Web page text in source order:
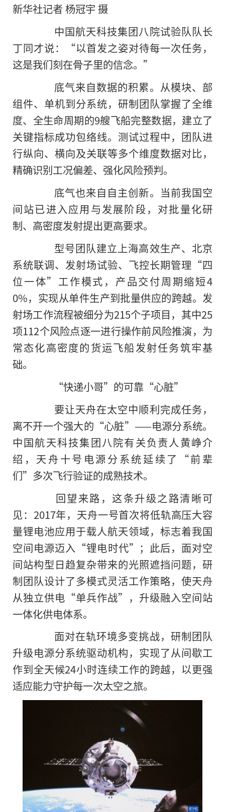
新华社记者 杨冠宇 摄
中国航天科技集团八院试验队队长
丁同才说：“以首发之姿对待每一次任务，
这是我们刻在骨子里的信念。”
底气来自数据的积累。从模块、部
组件、单机到分系统，研制团队掌握了全维
度、全生命周期的9艘飞船完整数据，建立了
关键指标成功包络线。测试过程中，团队进
行纵向、横向及关联等多个维度数据对比，
精确识别工况偏差、强化风险预判。
底气也来自自主创新。当前我国空
间站已进入应用与发展阶段，对批量化研
制、高密度发射提出更高要求。
型号团队建立上海高效生产、北京
系统联调、发射场试验、飞控长期管理“四
位一体”工作模式，产品交付周期缩短4
0%，实现从单件生产到批量供应的跨越。发
射场工作流程被细分为215个子项目，其中25
项112个风险点逐一进行操作前风险推演，为
常态化高密度的货运飞船发射任务筑牢基
础。
“快递小哥”的可靠“心脏”
要让天舟在太空中顺利完成任务，
离不开一个强大的“心脏”——电源分系统。
中国航天科技集团八院有关负责人黄峥介
绍，天舟十号电源分系统延续了“前辈
们”多次飞行验证的成熟技术。
回望来路，这条升级之路清晰可
见：2017年，天舟一号首次将低轨高压大容
量锂电池应用于载人航天领域，标志着我国
空间电源迈入“锂电时代”；此后，面对空
间站构型日趋复杂带来的光照遮挡问题，研
制团队设计了多模式灵活工作策略，使天舟
从独立供电“单兵作战”，升级融入空间站
一体化供电体系。
面对在轨环境多变挑战，研制团队
升级电源分系统驱动机构，实现了从间歇工
作到全天候24小时连续工作的跨越，以更强
适应能力守护每一次太空之旅。